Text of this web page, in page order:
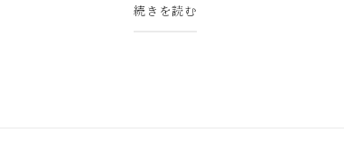
続きを読む